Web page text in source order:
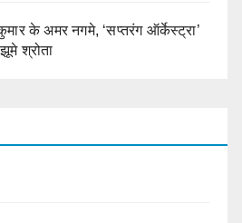
के अमर नगमे, ‘सप्तरंग ऑर्केस्ट्रा’
श्रोता